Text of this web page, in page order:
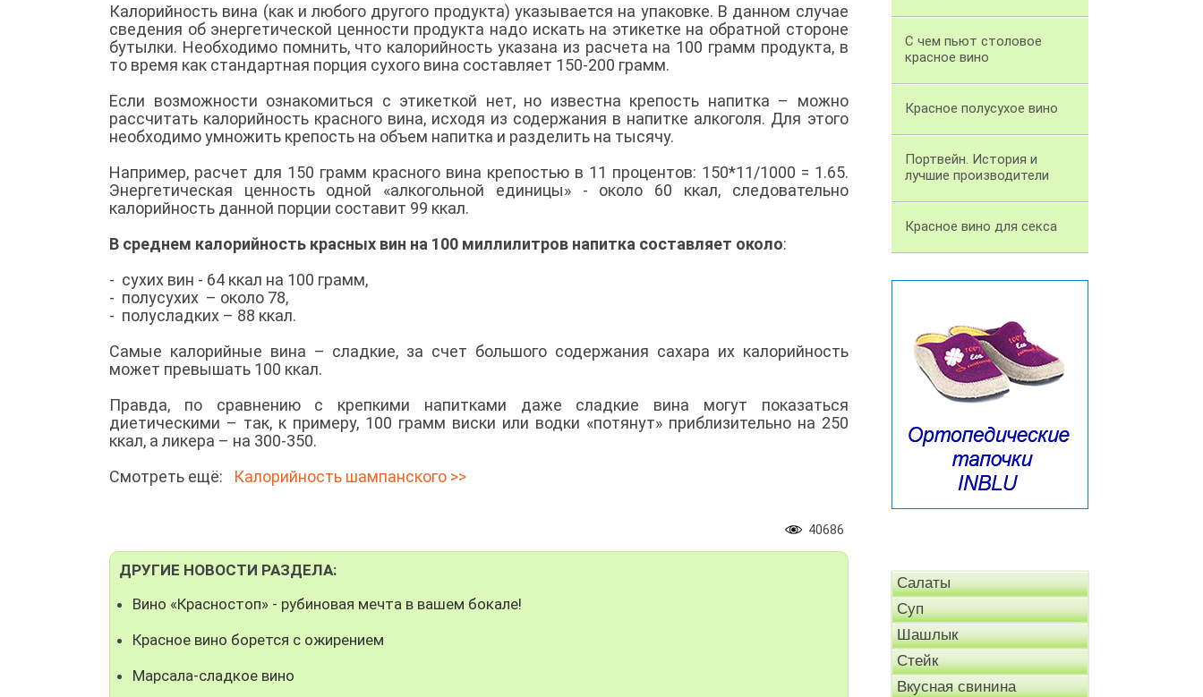
Калорийность вина (как и любого другого продукта) указывается на упаковке. В данном случае
сведения об энергетической ценности продукта надо искать на этикетке на обратной стороне
бутылки. Необходимо помнить, что калорийность указана из расчета на 100 грамм продукта, в
то время как стандартная порция сухого вина составляет 150-200 грамм.
Если возможности ознакомиться с этикеткой нет, но известна крепость напитка – можно
рассчитать калорийность красного вина, исходя из содержания в напитке алкоголя. Для этого
необходимо умножить крепость на объем напитка и разделить на тысячу.
Например, расчет для 150 грамм красного вина крепостью в 11 процентов: 150*11/1000 = 1.65.
Энергетическая ценность одной «алкогольной единицы» - около 60 ккал, следовательно
калорийность данной порции составит 99 ккал.
В среднем калорийность красных вин на 100 миллилитров напитка составляет около:
- сухих вин - 64 ккал на 100 грамм,
- полусухих – около 78,
- полусладких – 88 ккал.
Самые калорийные вина – сладкие, за счет большого содержания сахара их калорийность
может превышать 100 ккал.
Правда, по сравнению с крепкими напитками даже сладкие вина могут показаться
диетическими – так, к примеру, 100 грамм виски или водки «потянут» приблизительно на 250
ккал, а ликера – на 300-350.
Смотреть ещё: Калорийность шампанского >>
40686
ДРУГИЕ НОВОСТИ РАЗДЕЛА:
Вино «Красностоп» - рубиновая мечта в вашем бокале!
Красное вино борется с ожирением
Марсала-сладкое вино
С чем пьют столовое
красное вино
Красное полусухое вино
Портвейн. История и
лучшие производители
Красное вино для секса
Салаты
Суп
Шашлык
Стейк
Вкусная свинина